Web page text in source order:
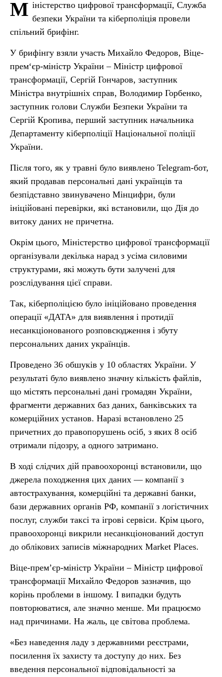
М іністерство цифрової трансформації, Служба
безпеки України та кіберполіція провели
спільний брифінг.
У брифінгу взяли участь Михайло Федоров, Віце-
прем‘єр-міністр України – Міністр цифрової
трансформації, Сергій Гончаров, заступник
Міністра внутрішніх справ, Володимир Горбенко,
заступник голови Служби Безпеки України та
Сергій Кропива, перший заступник начальника
Департаменту кіберполіції Національної поліції
України.
Після того, як у травні було виявлено Telegram-бот,
який продавав персональні дані українців та
безпідставно звинувачено Мінцифри, були
ініційовані перевірки, які встановили, що Дія до
витоку даних не причетна.
Окрім цього, Міністерство цифрової трансформації
організували декілька нарад з усіма силовими
структурами, які можуть бути залучені для
розслідування цієї справи.
Так, кіберполіцією було ініційовано проведення
операції «ДАТА» для виявлення і протидії
несанкціонованого розповсюдження і збуту
персональних даних українців.
Проведено 36 обшуків у 10 областях України. У
результаті було виявлено значну кількість файлів,
що містять персональні дані громадян України,
фрагменти державних баз даних, банківських та
комерційних установ. Наразі встановлено 25
причетних до правопорушень осіб, з яких 8 осіб
отримали підозру, а одного затримано.
В ході слідчих дій правоохоронці встановили, що
джерела походження цих даних — компанії з
автострахування, комерційні та державні банки,
бази державних органів РФ, компанії з логістичних
послуг, служби таксі та ігрові сервіси. Крім цього,
правоохоронці викрили несанкціонований доступ
до облікових записів міжнародних Market Places.
Віце-прем’єр-міністр України – Міністр цифрової
трансформації Михайло Федоров зазначив, що
корінь проблеми в іншому. І випадки будуть
повторюватися, але значно менше. Ми працюємо
над причинами. На жаль, це світова проблема.
«Без наведення ладу з державними реєстрами,
посилення їх захисту та доступу до них. Без
введення персональної відповідальності за